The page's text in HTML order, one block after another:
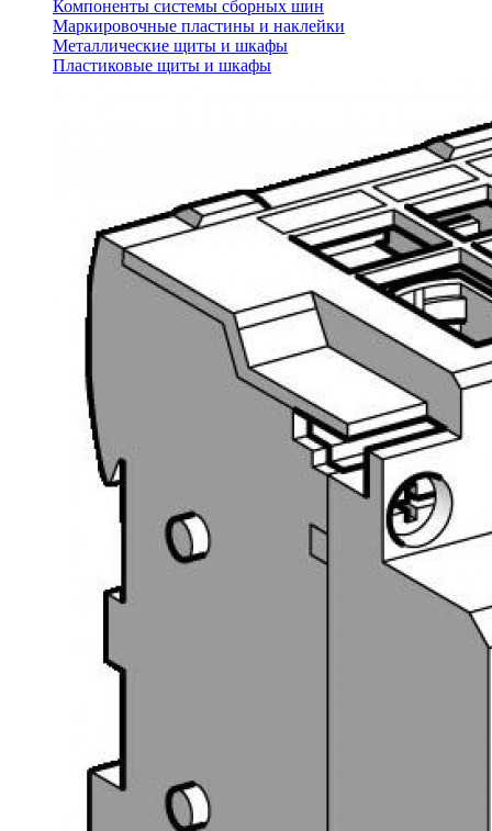
Компоненты системы сборных шин
Маркировочные пластины и наклейки
Металлические щиты и шкафы
Пластиковые щиты и шкафы